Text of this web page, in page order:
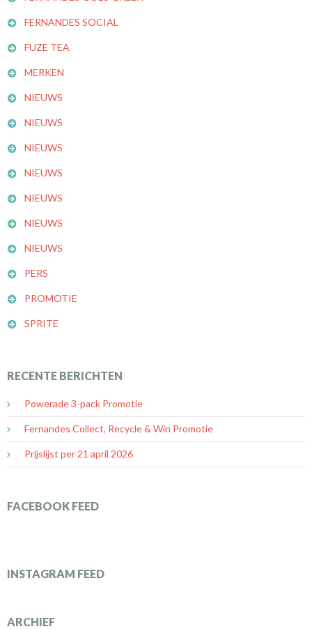
FERNANDES SOCIAL
FUZE TEA
MERKEN
NIEUWS
NIEUWS
NIEUWS
NIEUWS
NIEUWS
NIEUWS
NIEUWS
PERS
PROMOTIE
SPRITE
RECENTE BERICHTEN
Powerade 3-pack Promotie
Fernandes Collect, Recycle & Win Promotie
Prijslijst per 21 april 2026
FACEBOOK FEED
INSTAGRAM FEED
ARCHIEF